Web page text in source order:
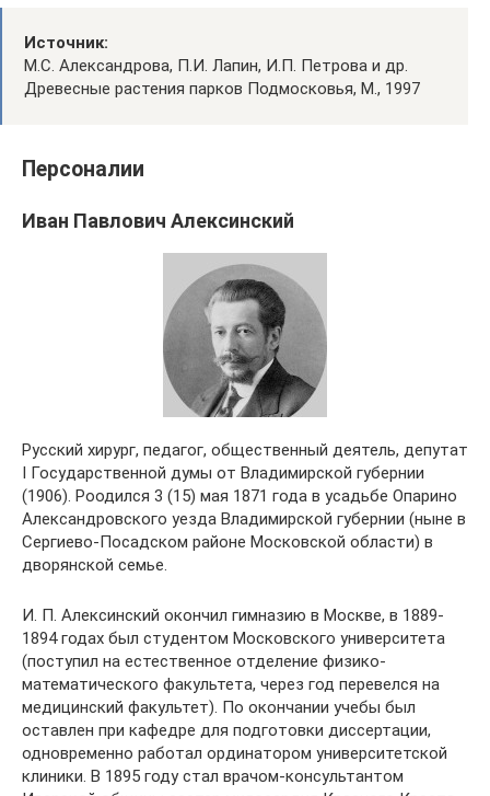
Источник:
М.С. Александрова, П.И. Лапин, И.П. Петрова и др.
Древесные растения парков Подмосковья, М., 1997
Персоналии
Иван Павлович Алексинский
Русский хирург, педагог, общественный деятель, депутат
I Государственной думы от Владимирской губернии
(1906). Роодился 3 (15) мая 1871 года в усадьбе Опарино
Александровского уезда Владимирской губернии (ныне в
Сергиево-Посадском районе Московской области) в
дворянской семье.
И. П. Алексинский окончил гимназию в Москве, в 1889-
1894 годах был студентом Московского университета
(поступил на естественное отделение физико-
математического факультета, через год перевелся на
медицинский факультет). По окончании учебы был
оставлен при кафедре для подготовки диссертации,
одновременно работал ординатором университетской
клиники. В 1895 году стал врачом-консультантом